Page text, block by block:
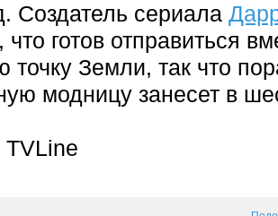
Создатель сериала
что готов отправиться
точку Земли, так что
модницу занесет в
TVLine